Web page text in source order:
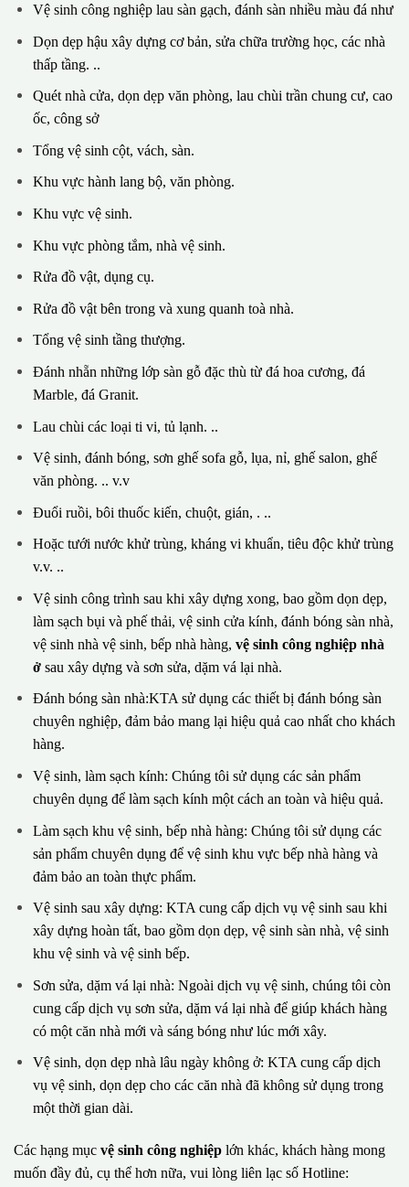
Vệ sinh công nghiệp lau sàn gạch, đánh sàn nhiều màu đá như
Dọn dẹp hậu xây dựng cơ bản, sửa chữa trường học, các nhà
thấp tầng. ..
Quét nhà cửa, dọn dẹp văn phòng, lau chùi trần chung cư, cao
ốc, công sở
Tổng vệ sinh cột, vách, sàn.
Khu vực hành lang bộ, văn phòng.
Khu vực vệ sinh.
Khu vực phòng tắm, nhà vệ sinh.
Rửa đồ vật, dụng cụ.
Rửa đồ vật bên trong và xung quanh toà nhà.
Tổng vệ sinh tầng thượng.
Đánh nhẵn những lớp sàn gỗ đặc thù từ đá hoa cương, đá
Marble, đá Granit.
Lau chùi các loại ti vi, tủ lạnh. ..
Vệ sinh, đánh bóng, sơn ghế sofa gỗ, lụa, nỉ, ghế salon, ghế
văn phòng. .. v.v
Đuổi ruồi, bôi thuốc kiến, chuột, gián, . ..
Hoặc tưới nước khử trùng, kháng vi khuẩn, tiêu độc khử trùng
v.v. ..
Vệ sinh công trình sau khi xây dựng xong, bao gồm dọn dẹp,
làm sạch bụi và phế thải, vệ sinh cửa kính, đánh bóng sàn nhà,
vệ sinh nhà vệ sinh, bếp nhà hàng, vệ sinh công nghiệp nhà
ởsau xây dựng và sơn sửa, dặm vá lại nhà.
Đánh bóng sàn nhà:KTA sử dụng các thiết bị đánh bóng sàn
chuyên nghiệp, đảm bảo mang lại hiệu quả cao nhất cho khách
hàng.
Vệ sinh, làm sạch kính: Chúng tôi sử dụng các sản phẩm
chuyên dụng để làm sạch kính một cách an toàn và hiệu quả.
Làm sạch khu vệ sinh, bếp nhà hàng: Chúng tôi sử dụng các
sản phẩm chuyên dụng để vệ sinh khu vực bếp nhà hàng và
đảm bảo an toàn thực phẩm.
Vệ sinh sau xây dựng: KTA cung cấp dịch vụ vệ sinh sau khi
xây dựng hoàn tất, bao gồm dọn dẹp, vệ sinh sàn nhà, vệ sinh
khu vệ sinh và vệ sinh bếp.
Sơn sửa, dặm vá lại nhà: Ngoài dịch vụ vệ sinh, chúng tôi còn
cung cấp dịch vụ sơn sửa, dặm vá lại nhà để giúp khách hàng
có một căn nhà mới và sáng bóng như lúc mới xây.
Vệ sinh, dọn dẹp nhà lâu ngày không ở: KTA cung cấp dịch
vụ vệ sinh, dọn dẹp cho các căn nhà đã không sử dụng trong
một thời gian dài.
Các hạng mục vệ sinh công nghiệp lớn khác, khách hàng mong
muốn đầy đủ, cụ thể hơn nữa, vui lòng liên lạc số Hotline: